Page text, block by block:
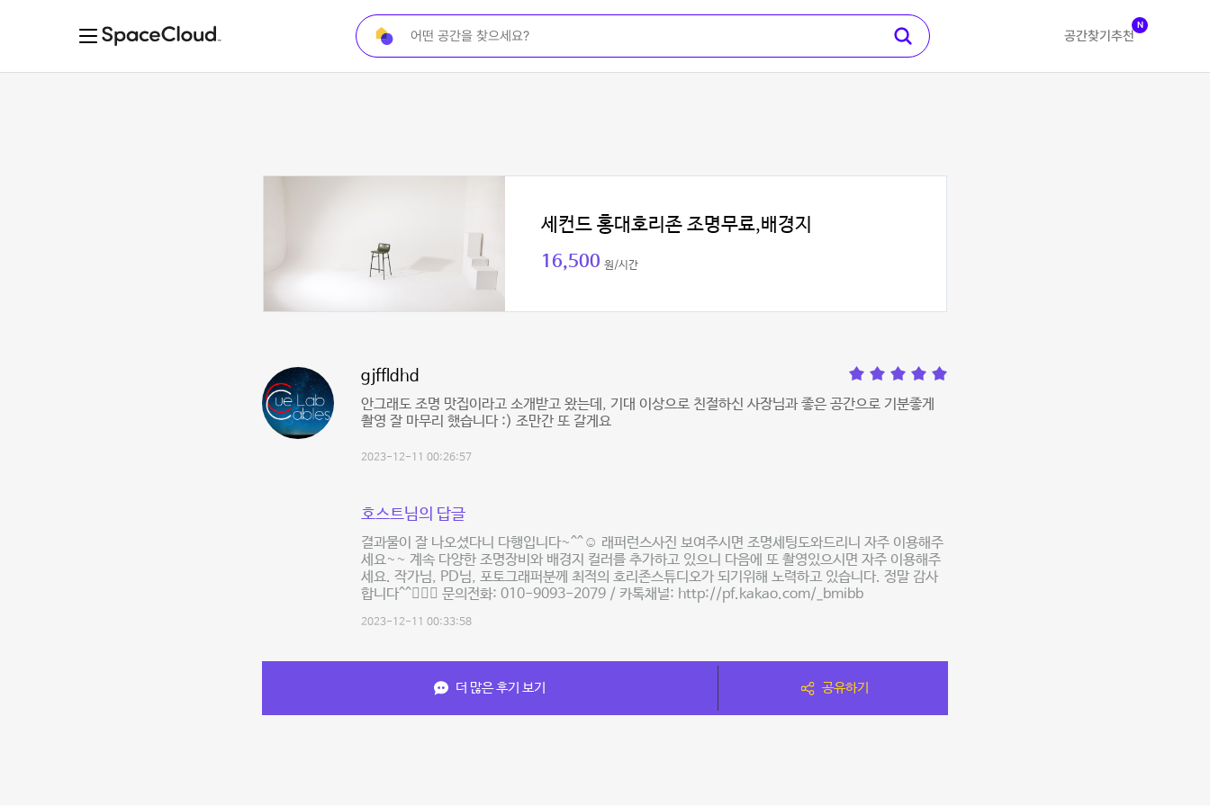
공간찾기 추천
N
세컨드 홍대호리존 조명무료,배경지
16,500 원/시간
gjffldhd
안그래도 조명 맛집이라고 소개받고 왔는데, 기대 이상으로 친절하신 사장님과 좋은 공간으로 기분좋게
촬영 잘 마무리 했습니다 :) 조만간 또 갈게요
2023-12-11 00:26:57
호스트님의 답글
결과물이 잘 나오셨다니 다행입니다~^^☺️ 래퍼런스사진 보여주시면 조명세팅도와드리니 자주 이용해주
세요~~ 계속 다양한 조명장비와 배경지 컬러를 추가하고 있으니 다음에 또 촬영있으시면 자주 이용해주
세요. 작가님, PD님, 포토그래퍼분께 최적의 호리존스튜디오가 되기위해 노력하고 있습니다. 정말 감사
합니다^^🙇🏻‍♂️ 문의전화: 010-9093-2079 / 카톡채널: http://pf.kakao.com/_bmibb
2023-12-11 00:33:58
더 많은 후기 보기 공유하기